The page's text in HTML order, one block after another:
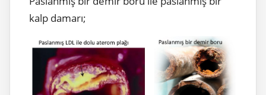
kalp damarı;